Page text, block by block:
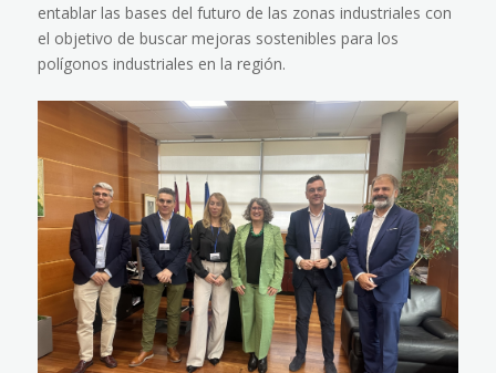
entablar las bases del futuro de las zonas industriales con
el objetivo de buscar mejoras sostenibles para los
polígonos industriales en la región.